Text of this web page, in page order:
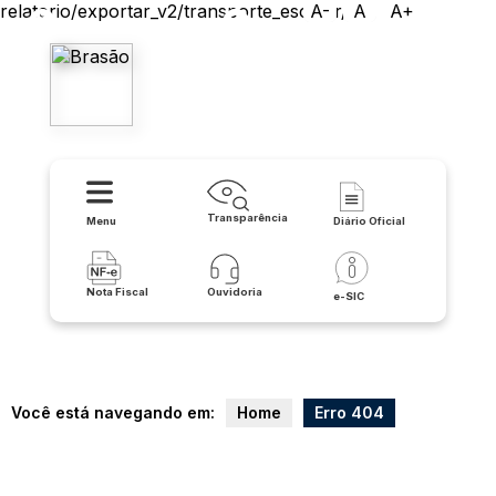
relatorio/exportar_v2/transporte_escolar/csv
A- A A+
Menu Transparência Diário Oficial
Nota Fiscal Ouvidoria e-SIC
Você está navegando em: Home Erro 404